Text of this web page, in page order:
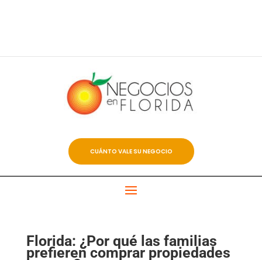
CUÁNTO VALE SU NEGOCIO
Florida: ¿Por qué las familias
prefieren comprar propiedades